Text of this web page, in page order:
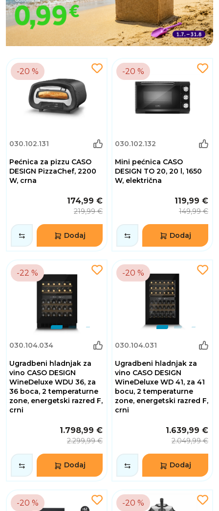
-20 %
030.102.131
Pećnica za pizzu CASO
DESIGN PizzaChef, 2200
W, crna
174,99 €
219,99 €
Dodaj
-20 %
030.102.132
Mini pećnica CASO
DESIGN TO 20, 20 l, 1650
W, električna
119,99 €
149,99 €
Dodaj
-22 %
030.104.034
Ugradbeni hladnjak za
vino CASO DESIGN
WineDeluxe WDU 36, za
36 boca, 2 temperaturne
zone, energetski razred F,
crni
1.798,99 €
2.299,99 €
Dodaj
-20 %
030.104.031
Ugradbeni hladnjak za
vino CASO DESIGN
WineDeluxe WD 41, za 41
bocu, 2 temperaturne
zone, energetski razred F,
crni
1.639,99 €
2.049,99 €
Dodaj
-20 % -20 %